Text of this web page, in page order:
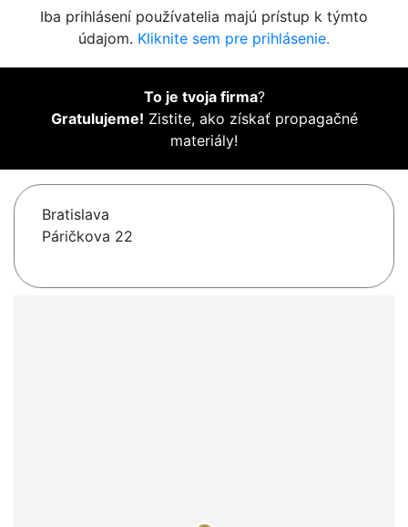
Iba prihlásení používatelia majú prístup k týmto
údajom. Kliknite sem pre prihlásenie.
To je tvoja firma?
Gratulujeme! Zistite, ako získať propagačné
materiály!
Bratislava
Páričkova 22